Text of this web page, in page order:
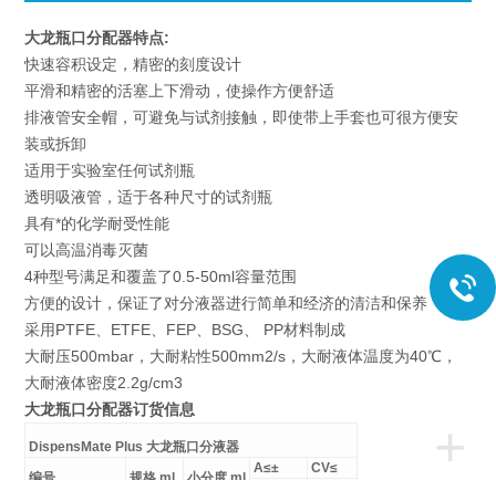
大龙瓶口分配器特点:
快速容积设定，精密的刻度设计
平滑和精密的活塞上下滑动，使操作方便舒适
排液管安全帽，可避免与试剂接触，即使带上手套也可很方便安
装或拆卸
适用于实验室任何试剂瓶
透明吸液管，适于各种尺寸的试剂瓶
具有*的化学耐受性能
可以高温消毒灭菌
4种型号满足和覆盖了0.5-50ml容量范围
方便的设计，保证了对分液器进行简单和经济的清洁和保养
采用PTFE、ETFE、FEP、BSG、 PP材料制成
大耐压500mbar，大耐粘性500mm2/s，大耐液体温度为40℃，
大耐液体密度2.2g/cm3
大龙瓶口分配器订货信息
+
DispensMate Plus 大龙瓶口分液器
A≤±
CV≤